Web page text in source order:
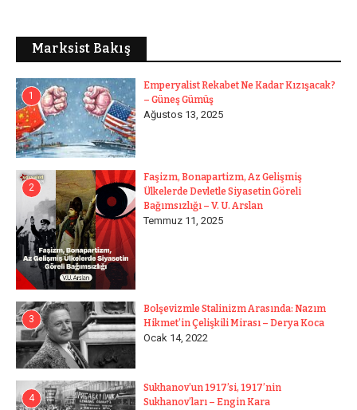
Marksist Bakış
1
Emperyalist Rekabet Ne Kadar Kızışacak?
– Güneş Gümüş
Ağustos 13, 2025
2
Faşizm, Bonapartizm, Az Gelişmiş
Ülkelerde Devletle Siyasetin Göreli
Bağımsızlığı – V. U. Arslan
Temmuz 11, 2025
3
Bolşevizmle Stalinizm Arasında: Nazım
Hikmet’in Çelişkili Mirası – Derya Koca
Ocak 14, 2022
4
Sukhanov’un 1917’si, 1917’nin
Sukhanov’ları – Engin Kara